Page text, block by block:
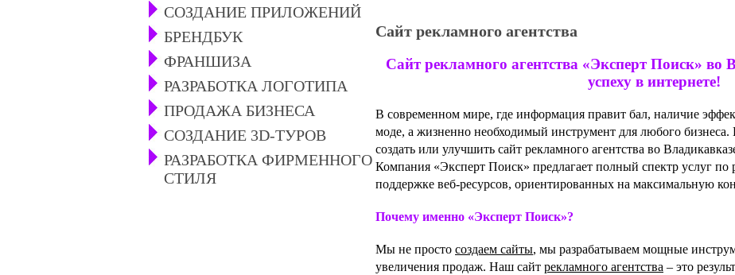
Сайт рекламного агентства
Сайт рекламного агентства «Эксперт Поиск»
успеху в интернете!
В современном мире, где информация правит бал, наличие
моде, а жизненно необходимый инструмент для любого
создать или улучшить сайт рекламного агентства во
Компания «Эксперт Поиск» предлагает полный спектр услуг по
поддержке веб-ресурсов, ориентированных на максимальную
Почему именно «Эксперт Поиск»?
Мы не просто создаем сайты, мы разрабатываем мощные
увеличения продаж. Наш сайт рекламного агентства – это
СОЗДАНИЕ ПРИЛОЖЕНИЙ
БРЕНДБУК
ФРАНШИЗА
РАЗРАБОТКА ЛОГОТИПА
ПРОДАЖА БИЗНЕСА
СОЗДАНИЕ 3D-ТУРОВ
РАЗРАБОТКА ФИРМЕННОГО
СТИЛЯ